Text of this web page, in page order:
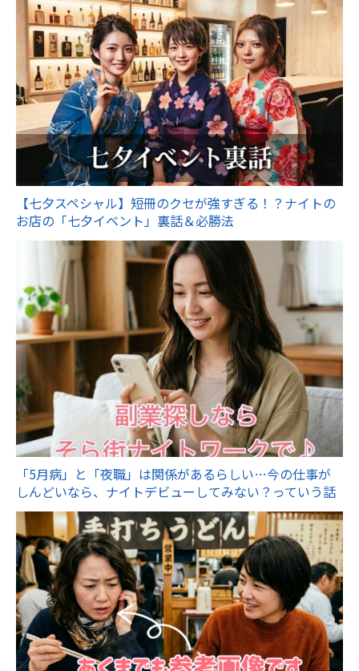
【七夕スペシャル】短冊のクセが強すぎる！？ナイトの
お店の「七夕イベント」裏話＆必勝法
「5月病」と「夜職」は関係があるらしい…今の仕事が
しんどいなら、ナイトデビューしてみない？っていう話